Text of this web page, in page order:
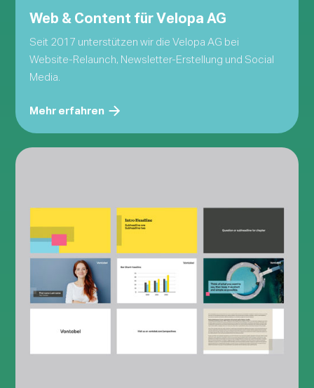
Web & Content für Velopa AG
Seit 2017 unterstützen wir die Velopa AG bei
Website-Relaunch, Newsletter-Erstellung und Social
Media.
Mehr erfahren